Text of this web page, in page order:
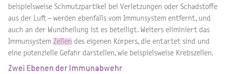
beispielsweise Schmutzpartikel bei Verletzungen oder Schadstoffe
aus der Luft – werden ebenfalls vom Immunsystem entfernt, und
auch an der Wundheilung ist es beteiligt. Weiters eliminiert das
Immunsystem Zellen des eigenen Körpers, die entartet sind und
eine potenzielle Gefahr darstellen, wie beispielsweise Krebszellen.
Zwei Ebenen der Immunabwehr